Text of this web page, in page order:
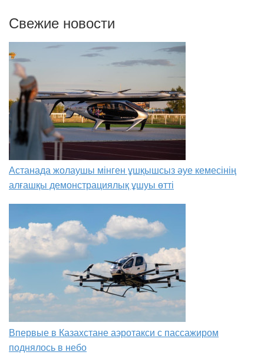
Свежие новости
Астанада жолаушы мінген ұшқышсыз әуе кемесінің
алғашқы демонстрациялық ұшуы өтті
Впервые в Казахстане аэротакси с пассажиром
поднялось в небо